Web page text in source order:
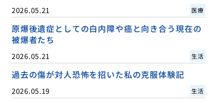
2026.05.21 医療
原爆後遺症としての白内障や癌と向き合う現在の
被爆者たち
2026.05.21 生活
過去の傷が対人恐怖を招いた私の克服体験記
2026.05.19 生活